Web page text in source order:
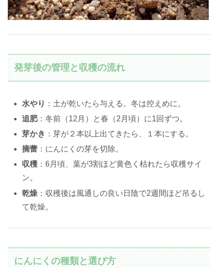
発芽後の管理と収穫の流れ
水やり ：土が乾いたら与える。冬は控えめに。
追肥：冬前（12月）と春（2月頃）に1回ずつ。
芽かき ：芽が２本以上出てきたら、１本にする。
摘蕾 ：にんにくの芽を切除。
収穫 ：6月頃、葉が3割ほど黄色く枯れたら収穫サイ
ン。
乾燥 ：収穫後は風通しの良い日陰で2週間ほど吊るし
て乾燥。
にんにくの種類と選び方